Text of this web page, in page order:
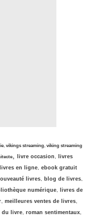
, vikings streaming, viking streaming
, livre occasion,
livres
livres en ligne, ebook gratuit
livres, blog de livres,
numérique,
livres de
, meilleures ventes de livres,
du livre, roman sentimentaux,